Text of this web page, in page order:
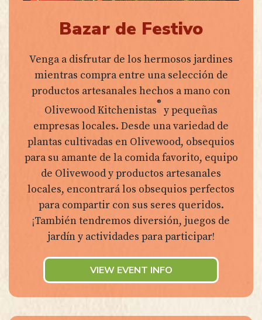
Bazar de Festivo
Venga a disfrutar de los hermosos jardines
mientras compra entre una selección de
productos artesanales hechos a mano con
Olivewood Kitchenistas
®
y pequeñas
empresas locales. Desde una variedad de
plantas cultivadas en Olivewood, obsequios
para su amante de la comida favorito, equipo
de Olivewood y productos artesanales
locales, encontrará los obsequios perfectos
para compartir con sus seres queridos.
¡También tendremos diversión, juegos de
jardín y actividades para participar!
VIEW EVENT INFO